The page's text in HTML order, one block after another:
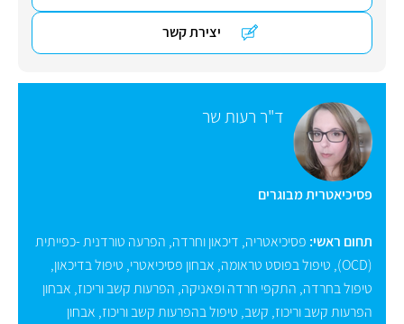
יצירת קשר
ד"ר רעות שר
פסיכיאטרית מבוגרים
תחום ראשי: פסיכיאטריה, דיכאון וחרדה, הפרעה טורדנית -כפייתית
(OCD)
, טיפול בפוסט טראומה, אבחון פסיכיאטרי, טיפול בדיכאון,
טיפול בחרדה, התקפי חרדה ופאניקה, הפרעות קשב וריכוז, אבחון
הפרעות קשב וריכוז, קשב, טיפול בהפרעות קשב וריכוז, אבחון